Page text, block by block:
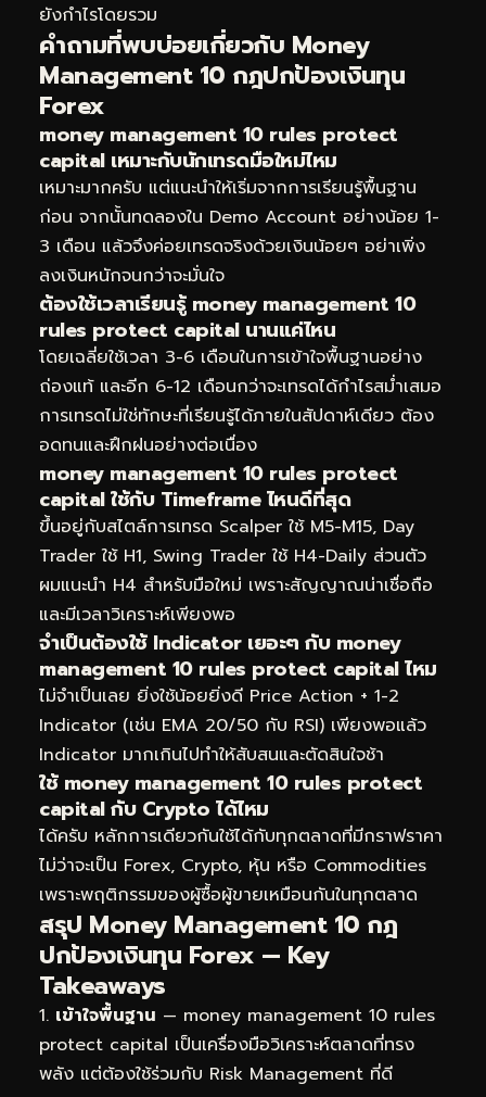
ยังกำไรโดยรวม
คำถามที่พบบ่อยเกี่ยวกับ Money
Management 10 กฎปกป้องเงินทุน
Forex
money management 10 rules protect
capital เหมาะกับนักเทรดมือใหม่ไหม
เหมาะมากครับ แต่แนะนำให้เริ่มจากการเรียนรู้พื้นฐาน
ก่อน จากนั้นทดลองใน Demo Account อย่างน้อย 1-
3 เดือน แล้วจึงค่อยเทรดจริงด้วยเงินน้อยๆ อย่าเพิ่ง
ลงเงินหนักจนกว่าจะมั่นใจ
ต้องใช้เวลาเรียนรู้ money management 10
rules protect capital นานแค่ไหน
โดยเฉลี่ยใช้เวลา 3-6 เดือนในการเข้าใจพื้นฐานอย่าง
ถ่องแท้ และอีก 6-12 เดือนกว่าจะเทรดได้กำไรสม่ำเสมอ
การเทรดไม่ใช่ทักษะที่เรียนรู้ได้ภายในสัปดาห์เดียว ต้อง
อดทนและฝึกฝนอย่างต่อเนื่อง
money management 10 rules protect
capital ใช้กับ Timeframe ไหนดีที่สุด
ขึ้นอยู่กับสไตล์การเทรด Scalper ใช้ M5-M15, Day
Trader ใช้ H1, Swing Trader ใช้ H4-Daily ส่วนตัว
ผมแนะนำ H4 สำหรับมือใหม่ เพราะสัญญาณน่าเชื่อถือ
และมีเวลาวิเคราะห์เพียงพอ
จำเป็นต้องใช้ Indicator เยอะๆ กับ money
management 10 rules protect capital ไหม
ไม่จำเป็นเลย ยิ่งใช้น้อยยิ่งดี Price Action + 1-2
Indicator (เช่น EMA 20/50 กับ RSI) เพียงพอแล้ว
Indicator มากเกินไปทำให้สับสนและตัดสินใจช้า
ใช้ money management 10 rules protect
capital กับ Crypto ได้ไหม
ได้ครับ หลักการเดียวกันใช้ได้กับทุกตลาดที่มีกราฟราคา
ไม่ว่าจะเป็น Forex, Crypto, หุ้น หรือ Commodities
เพราะพฤติกรรมของผู้ซื้อผู้ขายเหมือนกันในทุกตลาด
สรุป Money Management 10 กฎ
ปกป้องเงินทุน Forex — Key
Takeaways
เข้าใจพื้นฐาน — money management 10 rules
protect capital เป็นเครื่องมือวิเคราะห์ตลาดที่ทรง
พลัง แต่ต้องใช้ร่วมกับ Risk Management ที่ดี